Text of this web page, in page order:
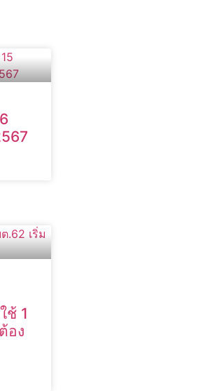
ช้ 1
อง